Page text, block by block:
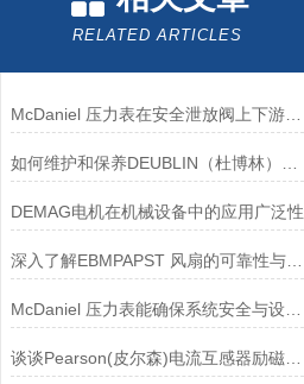
RELATED ARTICLES
McDaniel 压力表在安全泄放阀上下游压力监测中的应用
DEMAG电机在机械设备中的应用广泛性
深入了解EBMPAPST 风扇的可靠性与耐用性
McDaniel 压力表能确保系统安全与设备寿命延长
谈谈Pearson(皮尔森)电流互感器励磁特性试验的目的